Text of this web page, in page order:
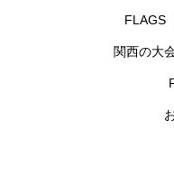
FLAGS
関西の大